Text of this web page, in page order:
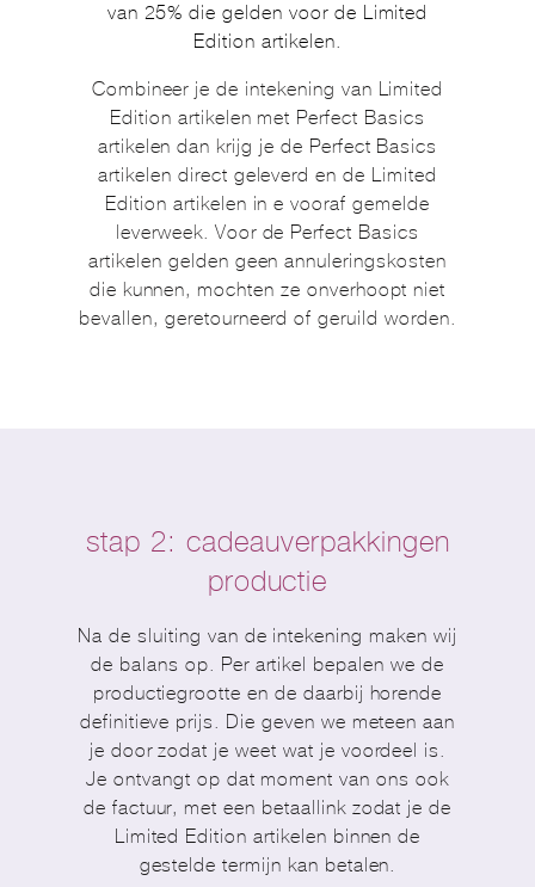
van 25% die gelden voor de Limited
Edition artikelen.
Combineer je de intekening van Limited
Edition artikelen met Perfect Basics
artikelen dan krijg je de Perfect Basics
artikelen direct geleverd en de Limited
Edition artikelen in e vooraf gemelde
leverweek. Voor de Perfect Basics
artikelen gelden geen annuleringskosten
die kunnen, mochten ze onverhoopt niet
bevallen, geretourneerd of geruild worden.
stap 2: cadeauverpakkingen
productie
Na de sluiting van de intekening maken wij
de balans op. Per artikel bepalen we de
productiegrootte en de daarbij horende
definitieve prijs. Die geven we meteen aan
je door zodat je weet wat je voordeel is.
Je ontvangt op dat moment van ons ook
de factuur, met een betaallink zodat je de
Limited Edition artikelen binnen de
gestelde termijn kan betalen.